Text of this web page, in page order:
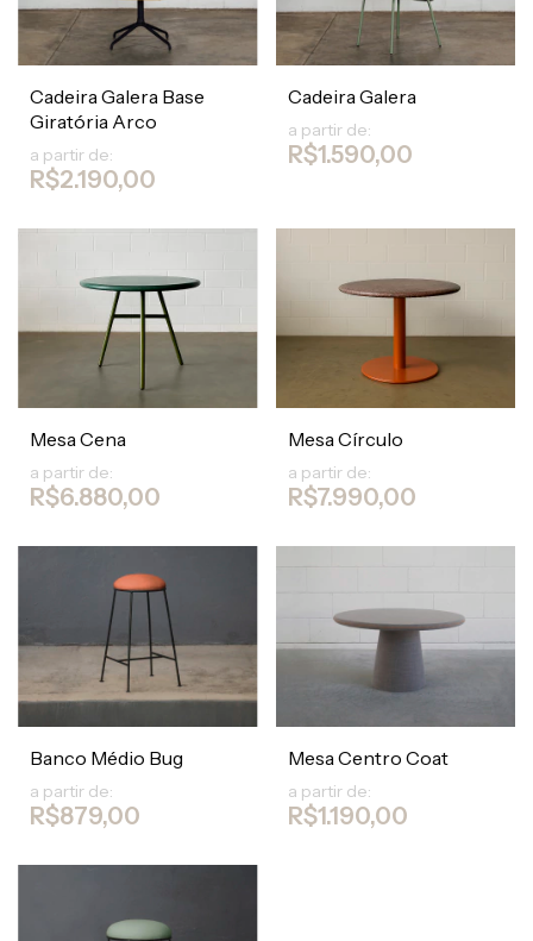
Cadeira Galera Base
Giratória Arco
a partir de:
R$2.190,00
Cadeira Galera
a partir de:
R$1.590,00
Mesa Cena
a partir de:
R$6.880,00
Mesa Círculo
a partir de:
R$7.990,00
Banco Médio Bug
a partir de:
R$879,00
Mesa Centro Coat
a partir de:
R$1.190,00